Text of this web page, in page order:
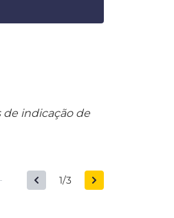
de indicação de
1/3